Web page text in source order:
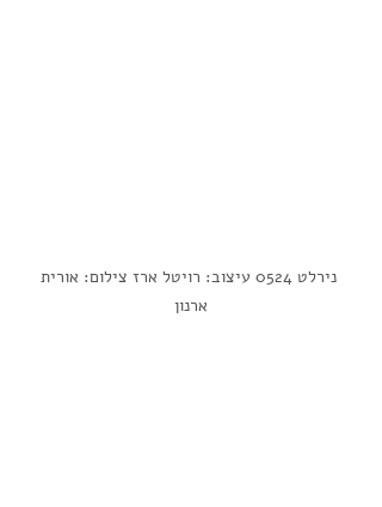
  נירלט 0524 עיצוב: רויטל ארז צילום: אורית
ארנון